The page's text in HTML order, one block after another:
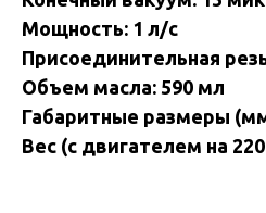
Мощность: 1 л/с
Присоединительная
Объем масла: 590 мл
Габаритные размеры
Вес (с двигателем на